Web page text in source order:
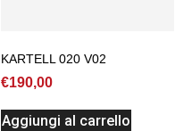
KARTELL 020 V02
€190,00
Aggiungi al carrello